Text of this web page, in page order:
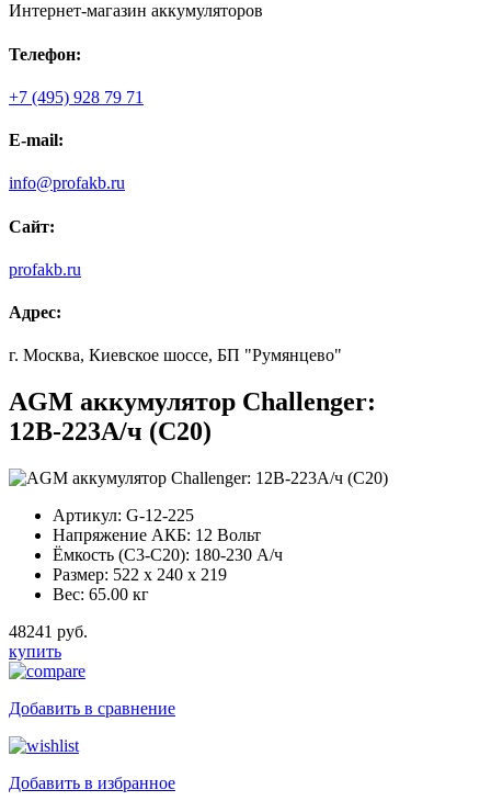
Интернет-магазин аккумуляторов
Телефон:
+7 (495) 928 79 71
E-mail:
info@profakb.ru
Сайт:
profakb.ru
Адрес:
г. Москва, Киевское шоссе, БП "Румянцево"
AGM аккумулятор Challenger:
12В-223А/ч (С20)
Артикул: G-12-225
Напряжение АКБ: 12 Вольт
Ёмкость (С3-С20): 180-230 А/ч
Размер: 522 x 240 x 219
Вес: 65.00 кг
48241 руб.
купить
Добавить в сравнение
Добавить в избранное